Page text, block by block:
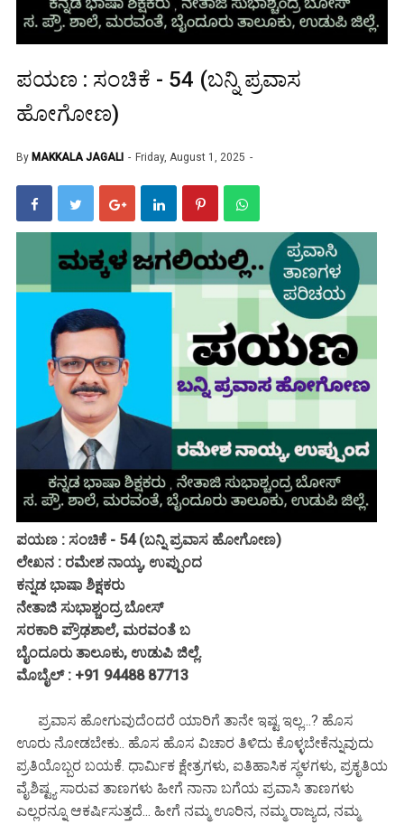
ಪಯಣ : ಸಂಚಿಕೆ - 54 (ಬನ್ನಿ ಪ್ರವಾಸ
ಹೋಗೋಣ)
By MAKKALA JAGALI Friday, August 1, 2025
ಪಯಣ : ಸಂಚಿಕೆ - 54 (ಬನ್ನಿ ಪ್ರವಾಸ ಹೋಗೋಣ)
ಲೇಖನ : ರಮೇಶ ನಾಯ್ಕ, ಉಪ್ಪುಂದ
ಕನ್ನಡ ಭಾಷಾ ಶಿಕ್ಷಕರು
ನೇತಾಜಿ ಸುಭಾಶ್ಚಂದ್ರ ಬೋಸ್
ಸರಕಾರಿ ಪ್ರೌಢಶಾಲೆ, ಮರವಂತೆ ಬ
ಬೈಂದೂರು ತಾಲೂಕು, ಉಡುಪಿ ಜಿಲ್ಲೆ.
ಮೊಬೈಲ್ : +91 94488 87713
ಪ್ರವಾಸ ಹೋಗುವುದೆಂದರೆ ಯಾರಿಗೆ ತಾನೇ ಇಷ್ಟ ಇಲ್ಲ...? ಹೊಸ
ಊರು ನೋಡಬೇಕು.. ಹೊಸ ಹೊಸ ವಿಚಾರ ತಿಳಿದು ಕೊಳ್ಳಬೇಕೆನ್ನುವುದು
ಪ್ರತಿಯೊಬ್ಬರ ಬಯಕೆ. ಧಾರ್ಮಿಕ ಕ್ಷೇತ್ರಗಳು, ಐತಿಹಾಸಿಕ ಸ್ಥಳಗಳು, ಪ್ರಕೃತಿಯ
ವೈಶಿಷ್ಟ್ಯ ಸಾರುವ ತಾಣಗಳು ಹೀಗೆ ನಾನಾ ಬಗೆಯ ಪ್ರವಾಸಿ ತಾಣಗಳು
ಎಲ್ಲರನ್ನೂ ಆಕರ್ಷಿಸುತ್ತದೆ... ಹೀಗೆ ನಮ್ಮ ಊರಿನ, ನಮ್ಮ ರಾಜ್ಯದ, ನಮ್ಮ